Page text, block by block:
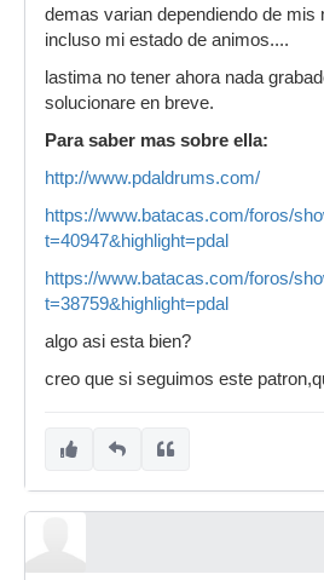
demas varian dependiendo de mis
incluso mi estado de animos....
lastima no tener ahora nada
solucionare en breve.
Para saber mas sobre ella:
http://www.pdaldrums.com/
https://www.batacas.com/foros/
t=40947&highlight=pdal
https://www.batacas.com/foros/
t=38759&highlight=pdal
algo asi esta bien?
creo que si seguimos este